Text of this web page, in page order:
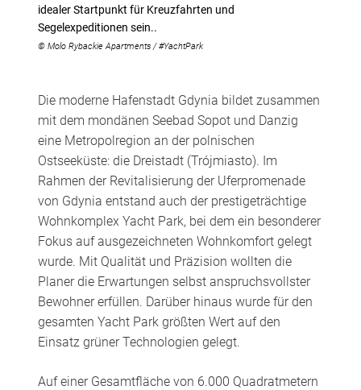
idealer Startpunkt für Kreuzfahrten und
Segelexpeditionen sein..
© Molo Rybackie Apartments / #YachtPark
Die moderne Hafenstadt Gdynia bildet zusammen
mit dem mondänen Seebad Sopot und Danzig
eine Metropolregion an der polnischen
Ostseeküste: die Dreistadt (Trójmiasto). Im
Rahmen der Revitalisierung der Uferpromenade
von Gdynia entstand auch der prestigeträchtige
Wohnkomplex Yacht Park, bei dem ein besonderer
Fokus auf ausgezeichneten Wohnkomfort gelegt
wurde. Mit Qualität und Präzision wollten die
Planer die Erwartungen selbst anspruchsvollster
Bewohner erfüllen. Darüber hinaus wurde für den
gesamten Yacht Park größten Wert auf den
Einsatz grüner Technologien gelegt.
Auf einer Gesamtfläche von 6.000 Quadratmetern